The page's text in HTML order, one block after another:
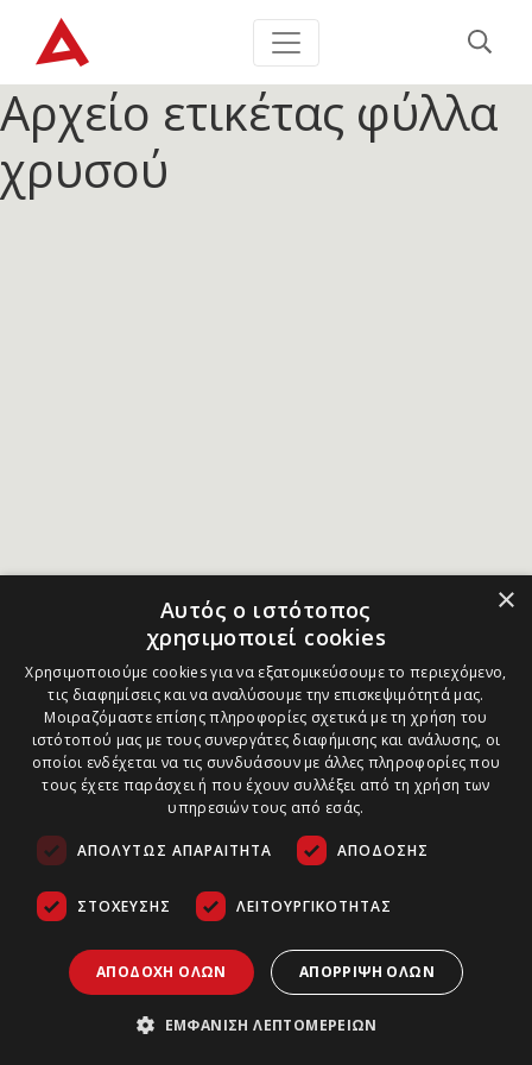
Αρχείο ετικέτας φύλλα
χρυσού
×
Αυτός ο ιστότοπος
χρησιμοποιεί cookies
Χρησιμοποιούμε cookies για να εξατομικεύσουμε το περιεχόμενο,
τις διαφημίσεις και να αναλύσουμε την επισκεψιμότητά μας.
Μοιραζόμαστε επίσης πληροφορίες σχετικά με τη χρήση του
ιστότοπού μας με τους συνεργάτες διαφήμισης και ανάλυσης, οι
οποίοι ενδέχεται να τις συνδυάσουν με άλλες πληροφορίες που
τους έχετε παράσχει ή που έχουν συλλέξει από τη χρήση των
υπηρεσιών τους από εσάς.
ΑΠΟΛΎΤΩΣ ΑΠΑΡΑΊΤΗΤΑ ΑΠΌΔΟΣΗΣ
ΣΤΌΧΕΥΣΗΣ ΛΕΙΤΟΥΡΓΙΚΌΤΗΤΑΣ
ΑΠΟΔΟΧΉ ΌΛΩΝ ΑΠΌΡΡΙΨΗ ΌΛΩΝ
ΕΜΦΆΝΙΣΗ ΛΕΠΤΟΜΕΡΕΙΏΝ